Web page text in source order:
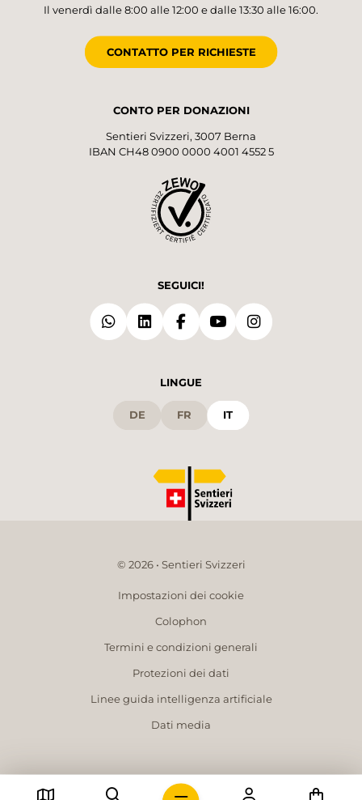
Il venerdì dalle 8:00 alle 12:00 e dalle 13:30 alle 16:00.
CONTATTO PER RICHIESTE
CONTO PER DONAZIONI
Sentieri Svizzeri, 3007 Berna
IBAN CH48 0900 0000 4001 4552 5
SEGUICI!
LINGUE
DE FR IT
© 2026 • Sentieri Svizzeri
Impostazioni dei cookie
Colophon
Termini e condizioni generali
Protezioni dei dati
Linee guida intelligenza artificiale
Dati media